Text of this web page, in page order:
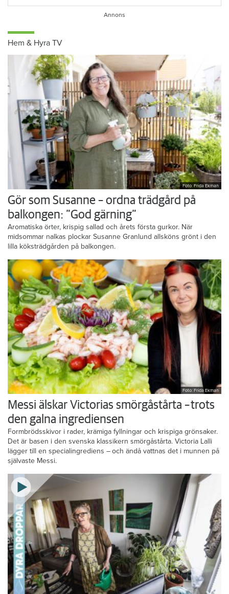
29 juli kl 08:30
Hem & Hyra TV
Foto: Frida Ekman
Gör som Susanne – ordna trädgård på
balkongen: ”God gärning”
Aromatiska örter, krispig sallad och årets första gurkor. När
midsommar nalkas plockar Susanne Granlund allsköns grönt i den
lilla köksträdgården på balkongen.
Foto: Frida Ekman
Messi älskar Victorias smörgåstårta – trots
den galna ingrediensen
Formbrödsskivor i rader, krämiga fyllningar och krispiga grönsaker.
Det är basen i den svenska klassikern smörgåstårta. Victoria Lalli
lägger till en specialingrediens – och ändå vattnas det i munnen på
självaste Messi.